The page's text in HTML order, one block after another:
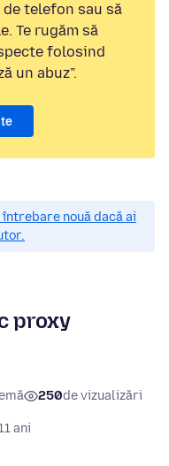
de telefon sau să
Te rugăm să
folosind
un abuz”.
întrebare nouă dacă ai
proxy
250de vizualizări
ani